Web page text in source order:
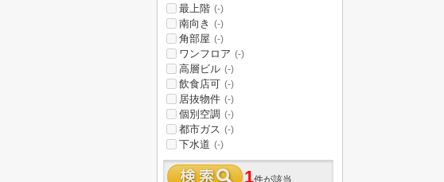
最上階 (-)
南向き (-)
角部屋 (-)
ワンフロア (-)
高層ビル (-)
飲食店可 (-)
居抜物件 (-)
個別空調 (-)
都市ガス (-)
下水道 (-)
1件が該当